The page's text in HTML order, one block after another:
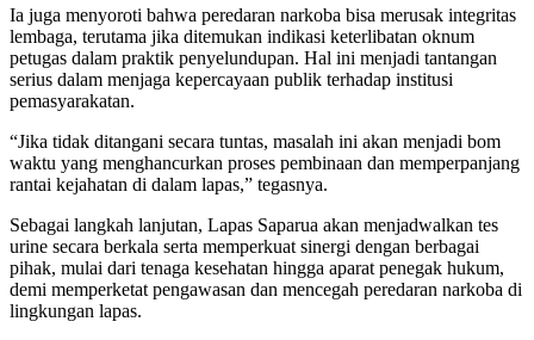
Ia juga menyoroti bahwa peredaran narkoba bisa merusak integritas
lembaga, terutama jika ditemukan indikasi keterlibatan oknum
petugas dalam praktik penyelundupan. Hal ini menjadi tantangan
serius dalam menjaga kepercayaan publik terhadap institusi
pemasyarakatan.
“Jika tidak ditangani secara tuntas, masalah ini akan menjadi bom
waktu yang menghancurkan proses pembinaan dan memperpanjang
rantai kejahatan di dalam lapas,” tegasnya.
Sebagai langkah lanjutan, Lapas Saparua akan menjadwalkan tes
urine secara berkala serta memperkuat sinergi dengan berbagai
pihak, mulai dari tenaga kesehatan hingga aparat penegak hukum,
demi memperketat pengawasan dan mencegah peredaran narkoba di
lingkungan lapas.